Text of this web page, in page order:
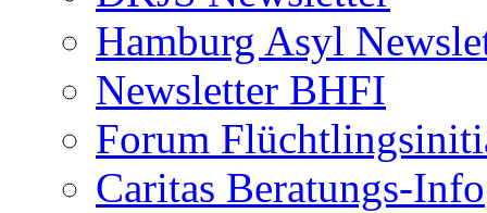
Hamburg Asyl
Newsletter BHFI
Forum
Caritas Beratungs-Info